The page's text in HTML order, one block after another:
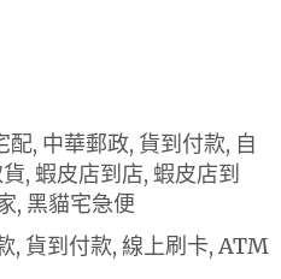
, 中華郵政, 貨到付款, 自
, 蝦皮店到店, 蝦皮店到
, 黑貓宅急便
, 貨到付款, 線上刷卡, ATM